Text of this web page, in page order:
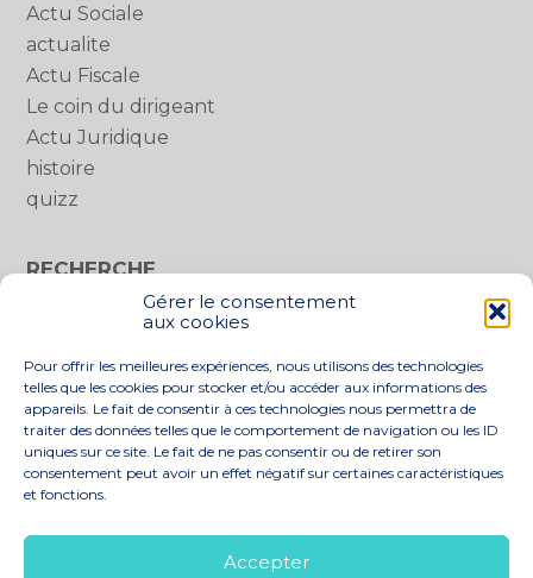
Gérer le consentement
aux cookies
Pour offrir les meilleures expériences, nous utilisons des technologies
telles que les cookies pour stocker et/ou accéder aux informations des
appareils. Le fait de consentir à ces technologies nous permettra de
traiter des données telles que le comportement de navigation ou les ID
uniques sur ce site. Le fait de ne pas consentir ou de retirer son
consentement peut avoir un effet négatif sur certaines caractéristiques
et fonctions.
Accepter
Actu Sociale
actualite
Actu Fiscale
Le coin du dirigeant
Actu Juridique
histoire
quizz
RECHERCHE
Rechercher :
Principale
NOS SOLUTIONS
ACTUALITÉS